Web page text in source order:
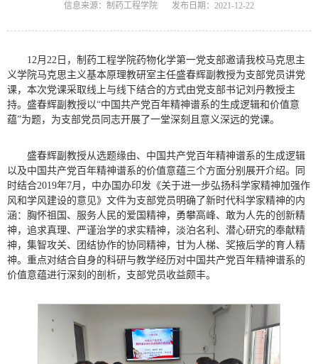
信息来源：制药工程学院 发布日期：2021-12-22
12月22日，制药工程学院药物化学第一党支部邀请我校马克思主
义学院马克思主义基本原理教研室主任盛春辉副教授为支部党员讲党
课，本次党课采取线上与线下结合的方式由党支部书记刘丹教授主
持。盛春辉副教授以“中国共产党百年精神谱系的生成逻辑和价值意
蕴”为题，为支部党员同志开展了一堂深刻且意义深远的党课。
盛春辉副教授从选题缘由、中国共产党百年精神谱系的生成逻辑
以及中国共产党百年精神谱系的价值意蕴三个方面分别展开介绍。同
时结合2019年7月，中办国办印发《关于进一步弘扬科学家精神加强作
风和学风建设的意见》文件为支部党员明确了新时代科学家精神的内
涵：胸怀祖国、服务人民的爱国精神，勇攀高峰、敢为人先的创新精
神，追求真理、严谨治学的求实精神，淡泊名利、潜心研究的奉献精
神，集智攻关、团结协作的协同精神，甘为人梯、奖掖后学的育人精
神。重点对结合自身的科研与教学经历对中国共产党百年精神谱系的
价值意蕴进行深刻的剖析，支部党员收益颇丰。